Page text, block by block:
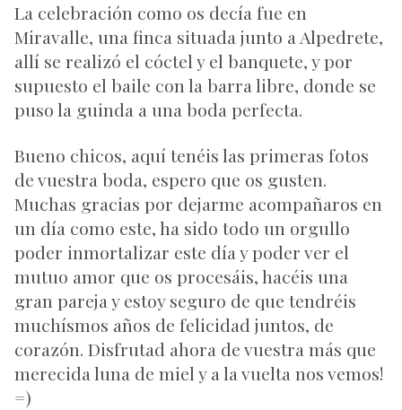
La celebración como os decía fue en
Miravalle, una finca situada junto a Alpedrete,
allí se realizó el cóctel y el banquete, y por
supuesto el baile con la barra libre, donde se
puso la guinda a una boda perfecta.
Bueno chicos, aquí tenéis las primeras fotos
de vuestra boda, espero que os gusten.
Muchas gracias por dejarme acompañaros en
un día como este, ha sido todo un orgullo
poder inmortalizar este día y poder ver el
mutuo amor que os procesáis, hacéis una
gran pareja y estoy seguro de que tendréis
muchísmos años de felicidad juntos, de
corazón. Disfrutad ahora de vuestra más que
merecida luna de miel y a la vuelta nos vemos!
=)